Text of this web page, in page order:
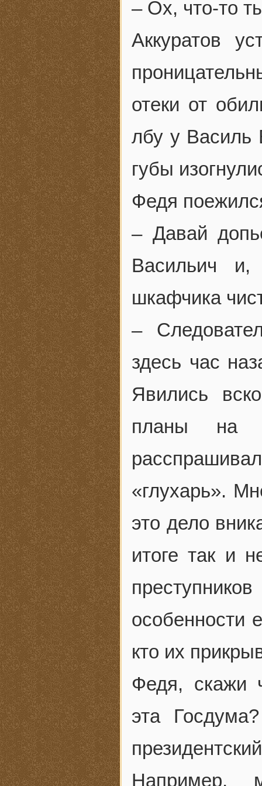
– Ох, что-то
Аккуратов
отеки от
лбу у Василь
губы
Федя
– Давай
Васильич
шкафчика
–
здесь час
Явились
планы на
«глухарь».
это дело
итоге так и
особенности
кто их
Федя, скажи
эта
Например,